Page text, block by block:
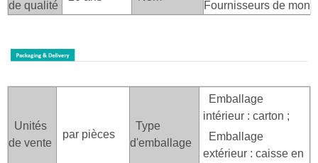
de qualité
Fournisseurs de
Unités
de vente
par pièces
Type
d'emballage
Emballage
intérieur : carton ;
Emballage
extérieur : caisse en